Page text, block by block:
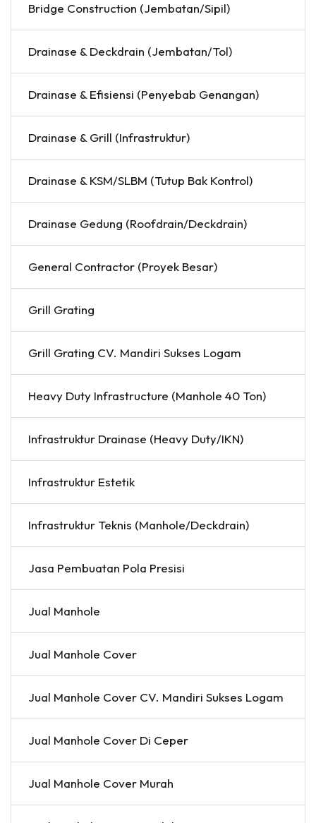
Bridge Construction (Jembatan/Sipil)
Drainase & Deckdrain (Jembatan/Tol)
Drainase & Efisiensi (Penyebab Genangan)
Drainase & Grill (Infrastruktur)
Drainase & KSM/SLBM (Tutup Bak Kontrol)
Drainase Gedung (Roofdrain/Deckdrain)
General Contractor (Proyek Besar)
Grill Grating
Grill Grating CV. Mandiri Sukses Logam
Heavy Duty Infrastructure (Manhole 40 Ton)
Infrastruktur Drainase (Heavy Duty/IKN)
Infrastruktur Estetik
Infrastruktur Teknis (Manhole/Deckdrain)
Jasa Pembuatan Pola Presisi
Jual Manhole
Jual Manhole Cover
Jual Manhole Cover CV. Mandiri Sukses Logam
Jual Manhole Cover Di Ceper
Jual Manhole Cover Murah